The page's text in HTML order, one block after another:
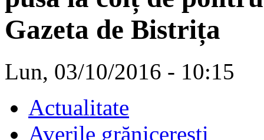
Gazeta de Bistrița
Lun, 03/10/2016 - 10:15
Actualitate
Averile grănicerești